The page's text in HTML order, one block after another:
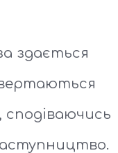
здається
сподіваючись